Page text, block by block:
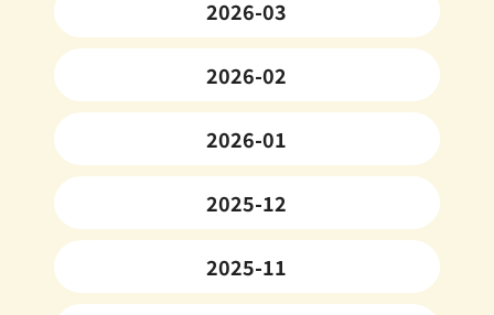
2026-03
2026-02
2026-01
2025-12
2025-11